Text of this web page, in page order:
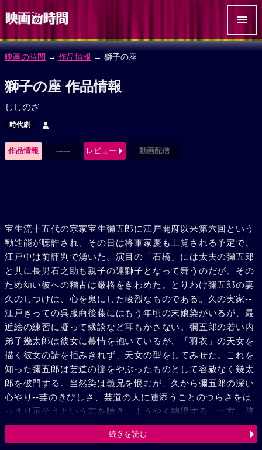
映画の時間 → 作品情報 → 獅子の座
獅子の座 作品情報
ししのざ
時代劇 -
作品情報 ------ レビュー 動画配信
宝生流十五代の宗家宝生彌五郎に江戸開府以来第六回という
勧進能が聴許され、その日は将軍家慶も上覧される予定で、
江戸中は前評判で湧いた。演目の「石橋」には太夫の彌五郎
と共に長男石之助も親子の連獅子となって舞うのだが、その
ため幼い彼への稽古は厳格をきわめた。とりわけ彌五郎の妻
久のしつけは、心を鬼にした峻烈なものである。久の実家--
江戸きっての呉服商後藤にはもう年頃の末娘染がいるが、最
近絵の練習に凝って縁談など耳もかさない。彌五郎の若い内
弟子幾太郎は彼女に慕情を抱いているが、「羽衣」の天女を
描く彼女の請を拒みきれず、天女の型をしてみせた。これを
知った彌五郎は芸道の掟をやぶったものとして容赦なく幾太
郎を破門する。当然染は義兄を恨むが、久から彌五郎の深い
心やり--芸のきびしさ、芸道の人に連添うことのつらさをは
っきり示そうという志を聴き、ようやく納得する。一方、跡
取りゆえのきびしいしつけに、石之助の性来繊細な神経はた
えかね、発作などおこしがちとなる。お仕置で土蔵に容れら
続きを読む